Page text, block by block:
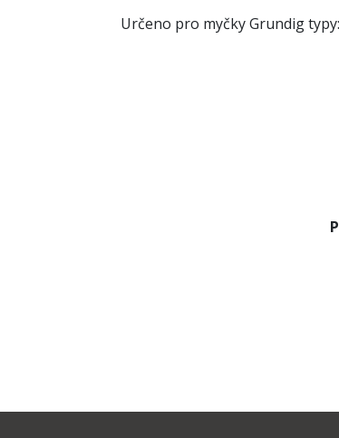
Určeno pro myčky Grundig typy:
GNF51010